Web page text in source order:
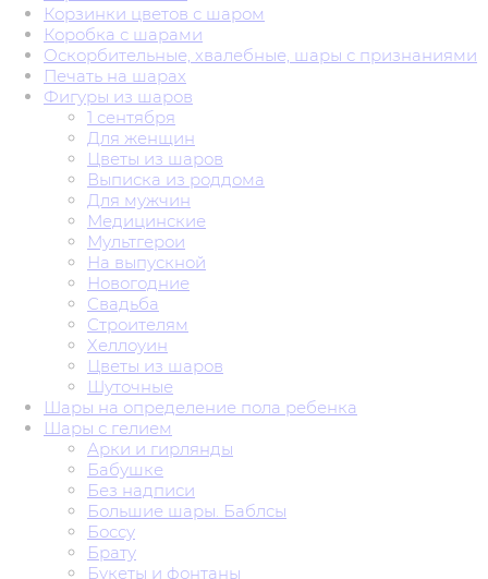
Корзинки цветов с шаром
Коробка с шарами
Оскорбительные, хвалебные, шары с признаниями
Печать на шарах
Фигуры из шаров
1 сентября
Для женщин
Цветы из шаров
Выписка из роддома
Для мужчин
Медицинские
Мультгерои
На выпускной
Новогодние
Свадьба
Строителям
Хеллоуин
Цветы из шаров
Шуточные
Шары на определение пола ребенка
Шары с гелием
Арки и гирлянды
Бабушке
Без надписи
Большие шары. Баблсы
Боссу
Брату
Букеты и фонтаны